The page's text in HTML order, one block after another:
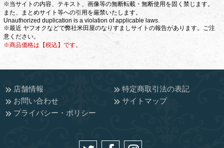
※当サイトの内容、テキスト、画像等の無断転載・無断使用を固く禁じます。
また、まとめサイト等への引用を厳禁いたします。
Unauthorized duplication is a violation of applicable laws.
※最近 ヤフオクなどで弊社米田屋のなりすましサイトの報告があります。ご注
意ください。
※商品価格は【税込】です。
店舗情報
特定商取引法の表記
お問い合わせ
サイトマップ
プライバシー・ポリシー